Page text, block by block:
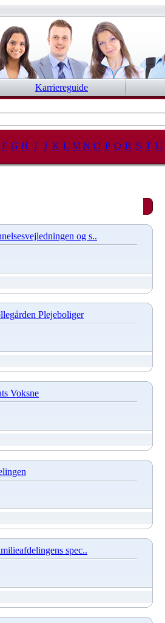
Karriereguide
F G H I J K L M N O P Q R S T U
og s..
Plejeboliger
Voksne
spec..